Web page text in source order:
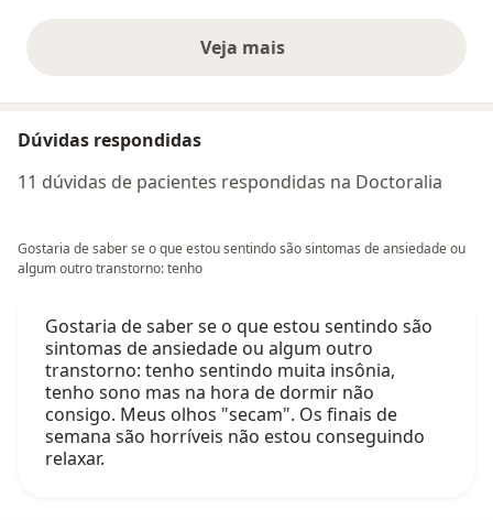
Veja maisopiniões acima
Dúvidas respondidas
11 dúvidas de pacientes respondidas na Doctoralia
Gostaria de saber se o que estou sentindo são sintomas de ansiedade ou
algum outro transtorno: tenho
Gostaria de saber se o que estou sentindo são
sintomas de ansiedade ou algum outro
transtorno: tenho sentindo muita insônia,
tenho sono mas na hora de dormir não
consigo. Meus olhos "secam". Os finais de
semana são horríveis não estou conseguindo
relaxar.